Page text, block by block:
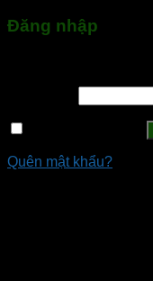
Đăng nhập
Quên mật khẩu?